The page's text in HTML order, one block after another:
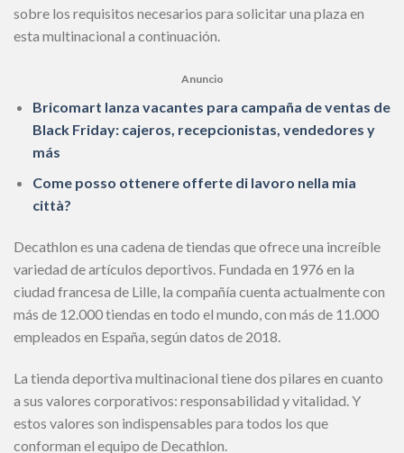
sobre los requisitos necesarios para solicitar una plaza en
esta multinacional a continuación.
Anuncio
Bricomart lanza vacantes para campaña de ventas de
Black Friday: cajeros, recepcionistas, vendedores y
más
Come posso ottenere offerte di lavoro nella mia
città?
Decathlon es una cadena de tiendas que ofrece una increíble
variedad de artículos deportivos. Fundada en 1976 en la
ciudad francesa de Lille, la compañía cuenta actualmente con
más de 12.000 tiendas en todo el mundo, con más de 11.000
empleados en España, según datos de 2018.
La tienda deportiva multinacional tiene dos pilares en cuanto
a sus valores corporativos: responsabilidad y vitalidad. Y
estos valores son indispensables para todos los que
conforman el equipo de Decathlon.